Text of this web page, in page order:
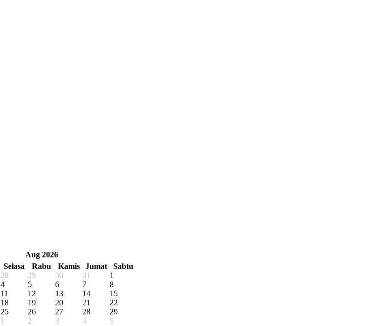
Aug 2026
Selasa Rabu Kamis Jumat
Sabtu
28 29 30 31
1
4 5 6 7
8
11 12 13 14
15
18 19 20 21
22
25 26 27 28
29
1 2 3 4 5